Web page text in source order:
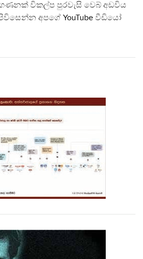
ගණනක් විකල්ප පුරවැසි වෙබ් අඩවිය
අපගේ YouTube වීඩියෝ